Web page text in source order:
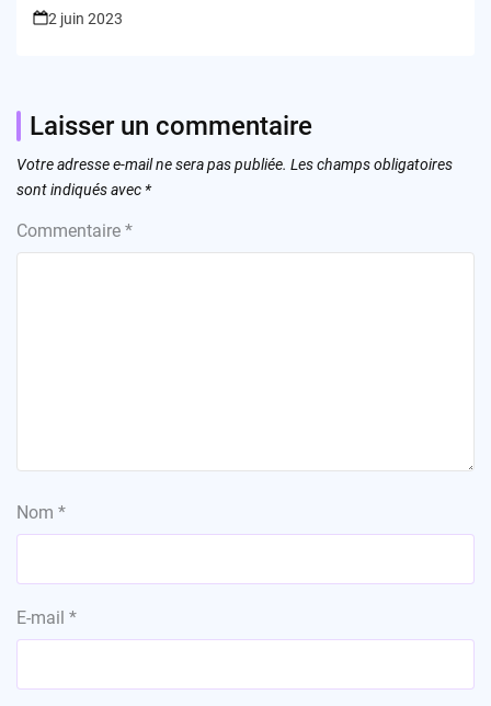
2 juin 2023
Laisser un commentaire
Votre adresse e-mail ne sera pas publiée. Les champs obligatoires
sont indiqués avec *
Commentaire *
Nom *
E-mail *